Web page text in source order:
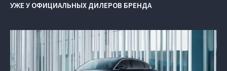
УЖЕ У ОФИЦИАЛЬНЫХ ДИЛЕРОВ БРЕНДА